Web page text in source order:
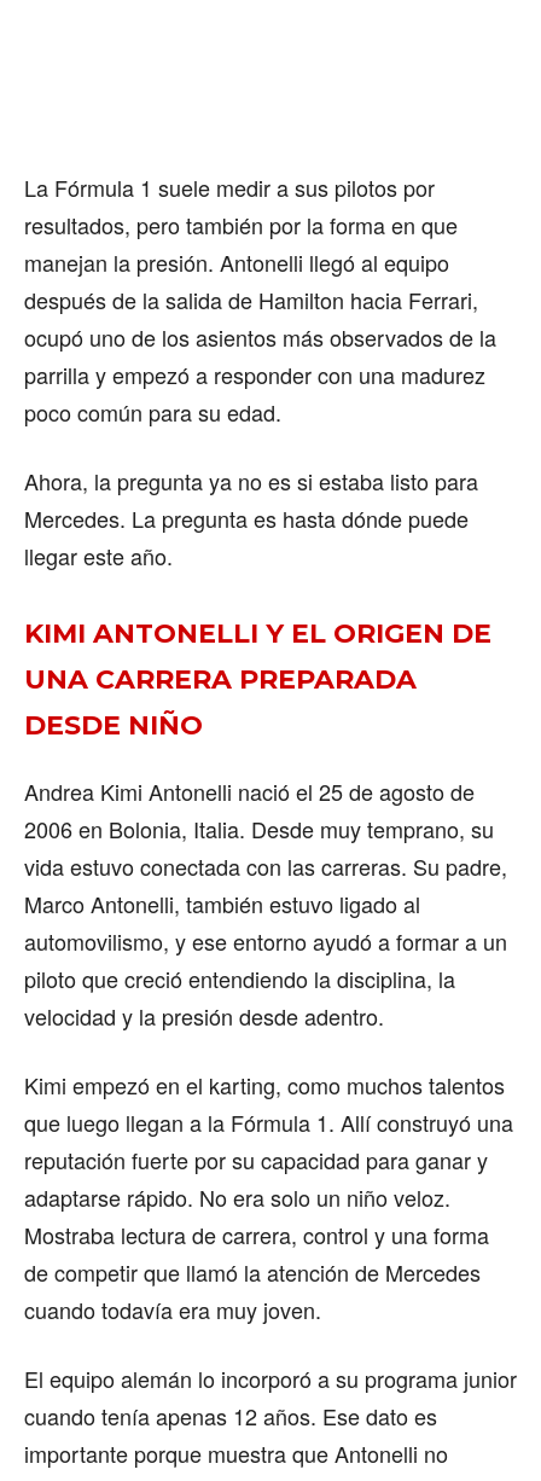
La Fórmula 1 suele medir a sus pilotos por
resultados, pero también por la forma en que
manejan la presión. Antonelli llegó al equipo
después de la salida de Hamilton hacia Ferrari,
ocupó uno de los asientos más observados de la
parrilla y empezó a responder con una madurez
poco común para su edad.
Ahora, la pregunta ya no es si estaba listo para
Mercedes. La pregunta es hasta dónde puede
llegar este año.
KIMI ANTONELLI Y EL ORIGEN DE
UNA CARRERA PREPARADA
DESDE NIÑO
Andrea Kimi Antonelli nació el 25 de agosto de
2006 en Bolonia, Italia. Desde muy temprano, su
vida estuvo conectada con las carreras. Su padre,
Marco Antonelli, también estuvo ligado al
automovilismo, y ese entorno ayudó a formar a un
piloto que creció entendiendo la disciplina, la
velocidad y la presión desde adentro.
Kimi empezó en el karting, como muchos talentos
que luego llegan a la Fórmula 1. Allí construyó una
reputación fuerte por su capacidad para ganar y
adaptarse rápido. No era solo un niño veloz.
Mostraba lectura de carrera, control y una forma
de competir que llamó la atención de Mercedes
cuando todavía era muy joven.
El equipo alemán lo incorporó a su programa junior
cuando tenía apenas 12 años. Ese dato es
importante porque muestra que Antonelli no